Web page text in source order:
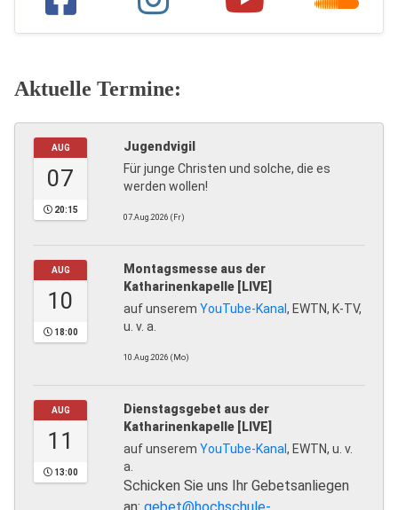
Aktuelle Termine:
AUG
07
20:15
Jugendvigil
Für junge Christen und solche, die es
werden wollen!
07.Aug.2026 (Fr)
AUG
10
18:00
Montagsmesse aus der
Katharinenkapelle [LIVE]
auf unserem YouTube-Kanal, EWTN, K-TV,
u. v. a.
10.Aug.2026 (Mo)
AUG
11
13:00
Dienstagsgebet aus der
Katharinenkapelle [LIVE]
auf unserem YouTube-Kanal, EWTN, u. v.
a.
Schicken Sie uns Ihr Gebetsanliegen